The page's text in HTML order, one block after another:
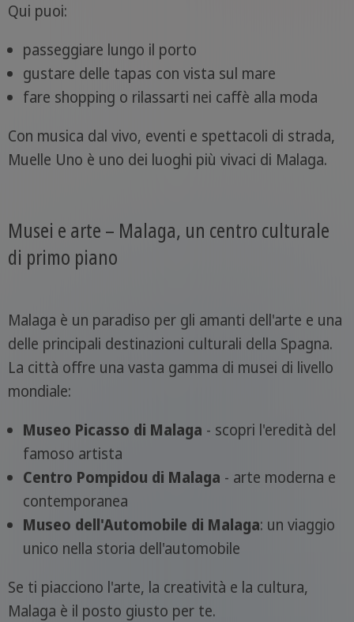
Qui puoi:
passeggiare lungo il porto
gustare delle tapas con vista sul mare
fare shopping o rilassarti nei caffè alla moda
Con musica dal vivo, eventi e spettacoli di strada,
Muelle Uno è uno dei luoghi più vivaci di Malaga.
Musei e arte – Malaga, un centro culturale
di primo piano
Malaga è un paradiso per gli amanti dell'arte e una
delle principali destinazioni culturali della Spagna.
La città offre una vasta gamma di musei di livello
mondiale:
Museo Picasso di Malaga - scopri l'eredità del
famoso artista
Centro Pompidou di Malaga - arte moderna e
contemporanea
Museo dell'Automobile di Malaga: un viaggio
unico nella storia dell'automobile
Se ti piacciono l'arte, la creatività e la cultura,
Malaga è il posto giusto per te.